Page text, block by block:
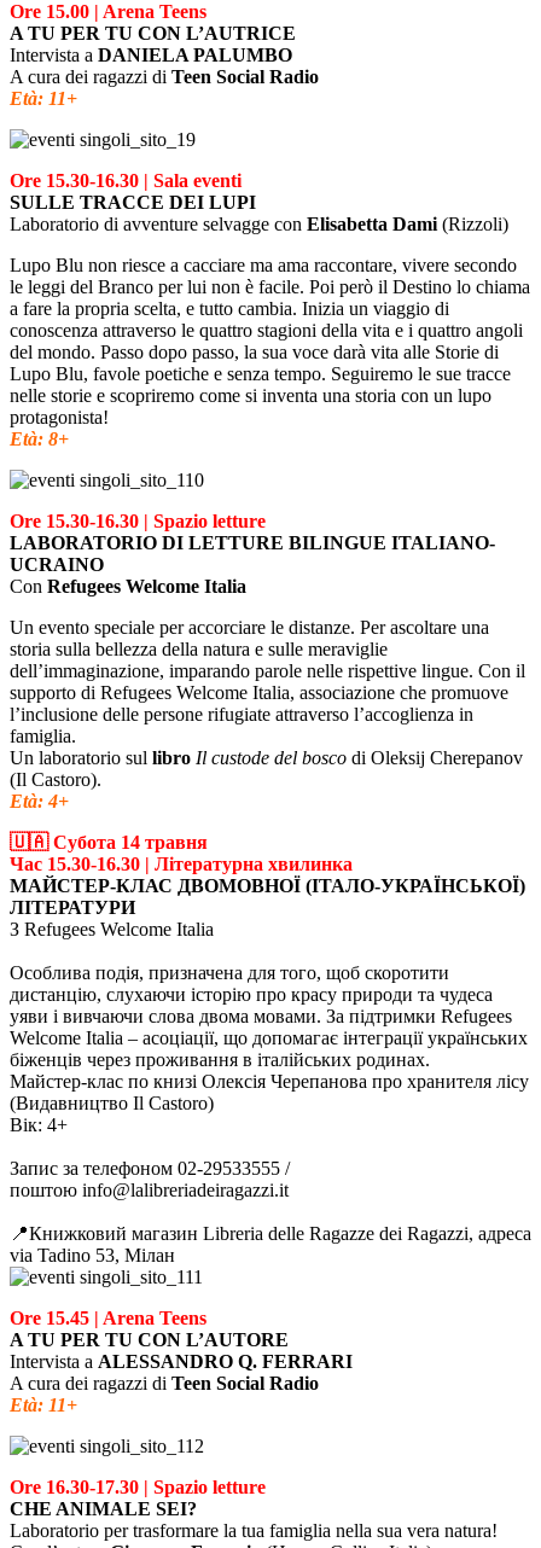
Ore 15.00 | Arena Teens
A TU PER TU CON L’AUTRICE
Intervista a DANIELA PALUMBO
A cura dei ragazzi di Teen Social Radio
Età: 11+
Ore 15.30-16.30 | Sala eventi
SULLE TRACCE DEI LUPI
Laboratorio di avventure selvagge con Elisabetta Dami(Rizzoli)
Lupo Blu non riesce a cacciare ma ama raccontare, vivere secondo
le leggi del Branco per lui non è facile. Poi però il Destino lo chiama
a fare la propria scelta, e tutto cambia. Inizia un viaggio di
conoscenza attraverso le quattro stagioni della vita e i quattro angoli
del mondo. Passo dopo passo, la sua voce darà vita alle Storie di
Lupo Blu, favole poetiche e senza tempo. Seguiremo le sue tracce
nelle storie e scopriremo come si inventa una storia con un lupo
protagonista!
Età: 8+
Ore 15.30-16.30 | Spazio letture
LABORATORIO DI LETTURE BILINGUE ITALIANO-
UCRAINO
Con Refugees Welcome Italia
Un evento speciale per accorciare le distanze. Per ascoltare una
storia sulla bellezza della natura e sulle meraviglie
dell’immaginazione, imparando parole nelle rispettive lingue. Con il
supporto di Refugees Welcome Italia, associazione che promuove
l’inclusione delle persone rifugiate attraverso l’accoglienza in
famiglia.
Un laboratorio sul libro Il custode del bosco di Oleksij Cherepanov
(Il Castoro).
Età: 4+
🇺🇦 Субота 14 травня
Час 15.30-16.30 | Літературна хвилинка
МАЙСТЕР-КЛАС ДВОМОВНОЇ (ІТАЛО-УКРАЇНСЬКОЇ)
ЛІТЕРАТУРИ
З Refugees Welcome Italia
Особлива подія, призначена для того, щоб скоротити
дистанцію, слухаючи історію про красу природи та чудеса
уяви і вивчаючи слова двома мовами. За підтримки Refugees
Welcome Italia – асоціації, що допомагає інтеграції українських
біженців через проживання в італійських родинах.
Майстер-клас по книзі Олексія Черепанова про хранителя лісу
(Видавництво Il Castoro)
Вік: 4+
Запис за телефоном 02-29533555 /
поштою info@lalibreriadeiragazzi.it
📍Книжковий магазин Libreria delle Ragazze dei Ragazzi, адреса
via Tadino 53, Мілан
Ore 15.45 | Arena Teens
A TU PER TU CON L’AUTORE
Intervista a ALESSANDRO Q. FERRARI
A cura dei ragazzi di Teen Social Radio
Età: 11+
Ore 16.30-17.30 | Spazio letture
CHE ANIMALE SEI?
Laboratorio per trasformare la tua famiglia nella sua vera natura!